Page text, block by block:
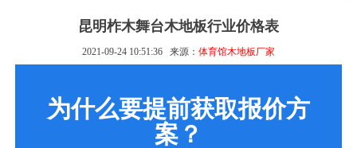
昆明柞木舞台木地板行业价格表
2021-09-24 10:51:36 来源： 体育馆木地板厂家
为什么要提前获取报价方
案？